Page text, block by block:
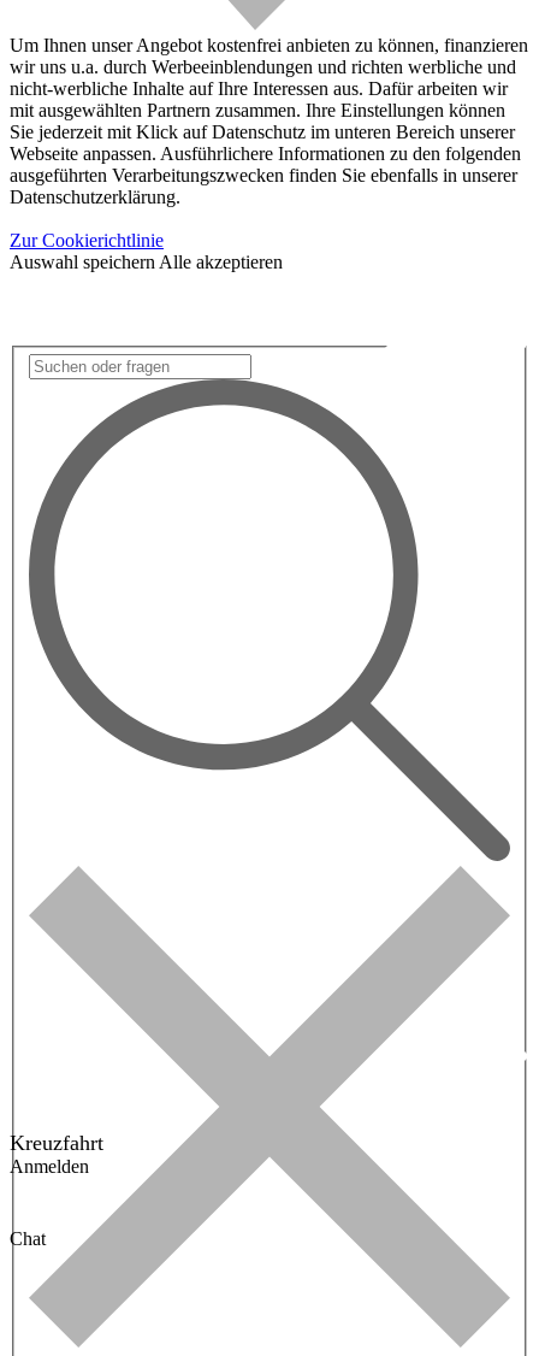
Um Ihnen unser Angebot kostenfrei anbieten zu können, finanzieren
wir uns u.a. durch Werbeeinblendungen und richten werbliche und
nicht-werbliche Inhalte auf Ihre Interessen aus. Dafür arbeiten wir
mit ausgewählten Partnern zusammen. Ihre Einstellungen können
Sie jederzeit mit Klick auf Datenschutz im unteren Bereich unserer
Webseite anpassen. Ausführlichere Informationen zu den folgenden
ausgeführten Verarbeitungszwecken finden Sie ebenfalls in unserer
Datenschutzerklärung.
Zur Cookierichtlinie
Auswahl speichern Alle akzeptieren
Kreuzfahrt
Anmelden
Chat